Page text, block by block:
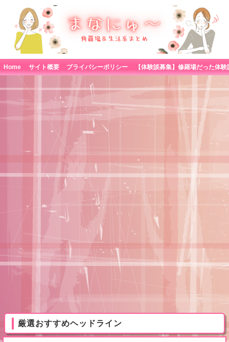
Home サイト概要 プライバシーポリシー
厳選おすすめヘッドライン